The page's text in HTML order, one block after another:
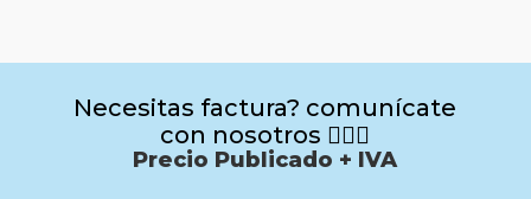
Necesitas factura? comunícate
con nosotros 🙋🏻‍♂️
Precio Publicado + IVA